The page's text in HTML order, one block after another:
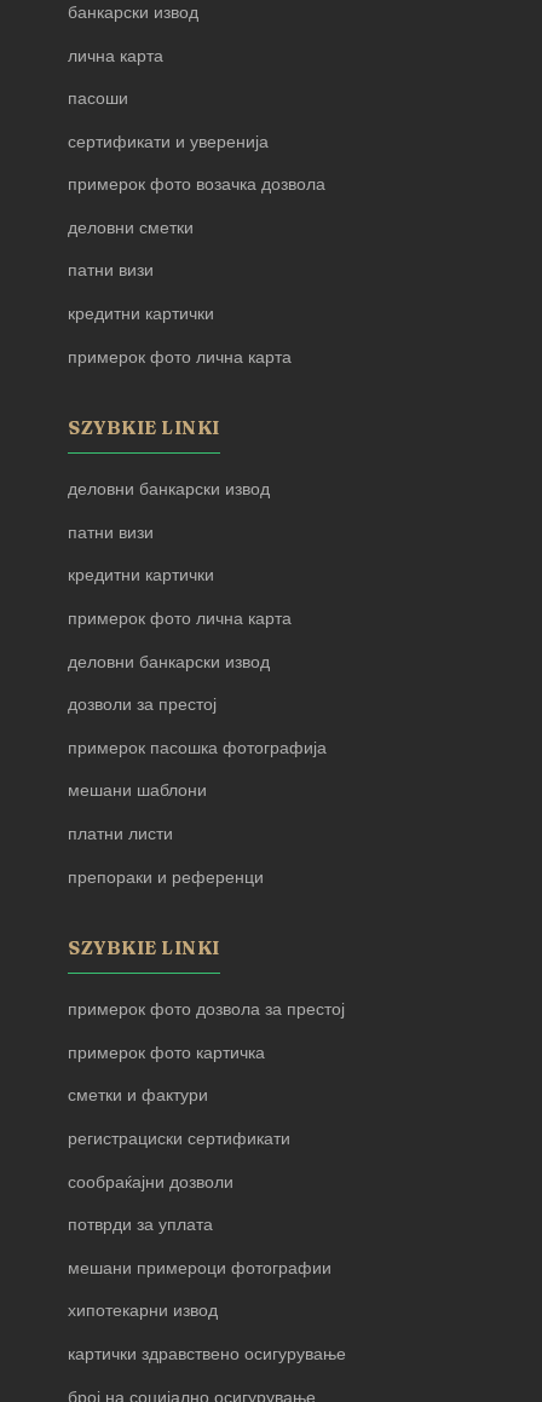
банкарски извод
лична карта
пасоши
сертификати и уверенија
примерок фото возачка дозвола
деловни сметки
патни визи
кредитни картички
примерок фото лична карта
SZYBKIE LINKI
деловни банкарски извод
патни визи
кредитни картички
примерок фото лична карта
деловни банкарски извод
дозволи за престој
примерок пасошка фотографија
мешани шаблони
платни листи
препораки и референци
SZYBKIE LINKI
примерок фото дозвола за престој
примерок фото картичка
сметки и фактури
регистрациски сертификати
сообраќајни дозволи
потврди за уплата
мешани примероци фотографии
хипотекарни извод
картички здравствено осигурување
број на социјално осигурување